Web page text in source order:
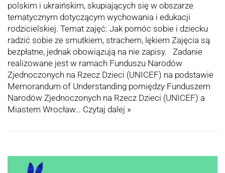
polskim i ukraińskim, skupiających się w obszarze
tematycznym dotyczącym wychowania i edukacji
rodzicielskiej. Temat zajęć: Jak pomóc sobie i dziecku
radzić sobie ze smutkiem, strachem, lękiem Zajęcia są
bezpłatne, jednak obowiązują na nie zapisy. Zadanie
realizowane jest w ramach Funduszu Narodów
Zjednoczonych na Rzecz Dzieci (UNICEF) na podstawie
Memorandum of Understanding pomiędzy Funduszem
Narodów Zjednoczonych na Rzecz Dzieci (UNICEF) a
Miastem Wrocław… Czytaj dalej »